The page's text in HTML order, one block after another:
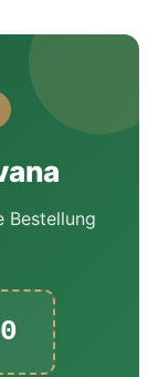
Bestellung